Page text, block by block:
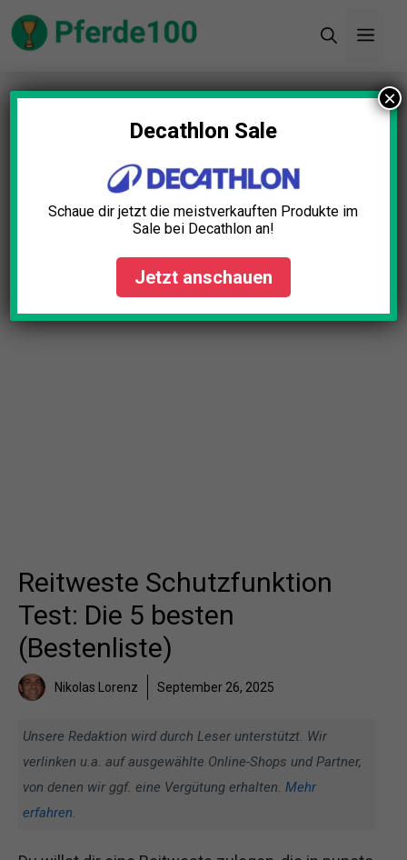
Zum
Inhalt
Startseite»Blog»Reitweste Schutzfunktion
Test: Die 5 besten (Bestenliste)
Reitweste Schutzfunktion
Test: Die 5 besten
(Bestenliste)
Nikolas Lorenz September 26, 2025
Unsere Redaktion wird durch Leser unterstützt. Wir
verlinken u.a. auf ausgewählte Online-Shops und Partner,
von denen wir ggf. eine Vergütung erhalten. Mehr
erfahren.
Decathlon Sale
Schaue dir jetzt die meistverkauften Produkte im
Sale bei Decathlon an!
Jetzt anschauen
×